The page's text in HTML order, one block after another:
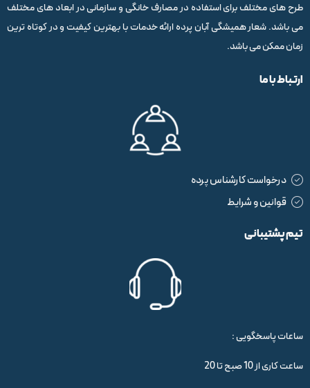
طرح های مختلف برای استفاده در مصارف خانگی و سازمانی در ابعاد های مختلف
می باشد. شعار همیشگی آبان پرده ارائه خدمات با بهترین کیفیت و در کوتاه ترین
زمان ممکن می باشد.
ارتباط با ما
درخواست کارشناس پرده
قوانین و شرایط
تیم پشتیبانی
ساعات پاسخگویی :
ساعت کاری از 10 صبح تا 20